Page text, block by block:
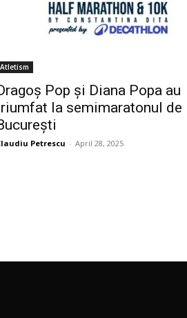
Atletism
Pop și Diana Popa au
la semimaratonul de
Petrescu - April 28, 2025